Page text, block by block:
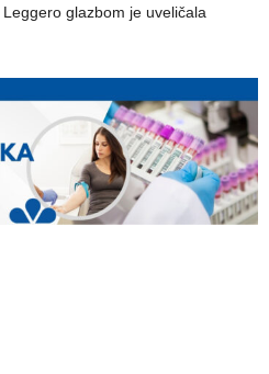
glazbom je uveličala